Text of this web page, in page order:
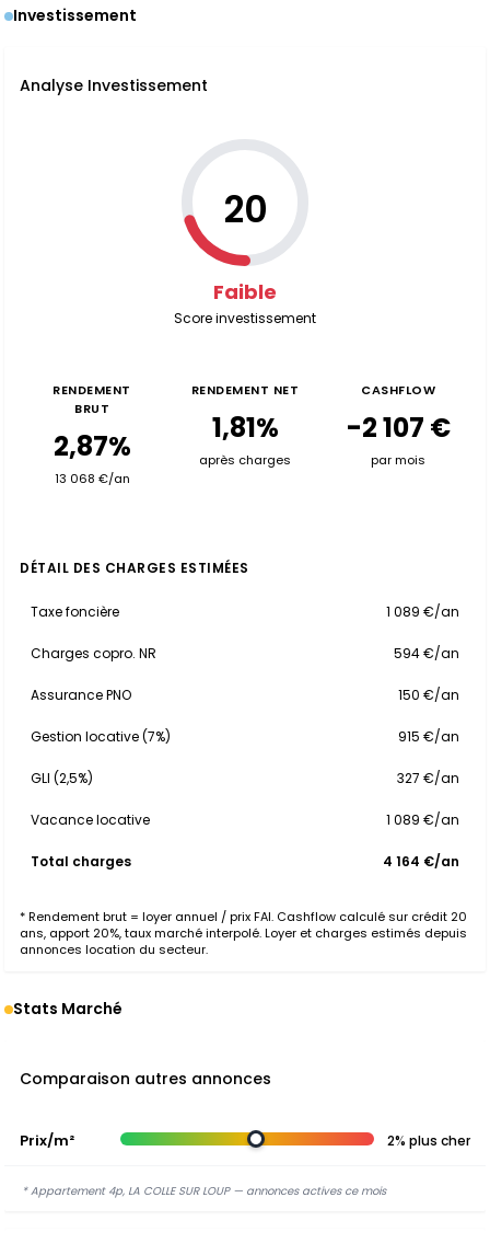
Investissement
Analyse Investissement
20
Faible
Score investissement
RENDEMENT
BRUT
2,87%
13 068 €/an
RENDEMENT NET
1,81%
après charges
CASHFLOW
-2 107 €
par mois
DÉTAIL DES CHARGES ESTIMÉES
Taxe foncière 1 089 €/an
Charges copro. NR 594 €/an
Assurance PNO 150 €/an
Gestion locative (7%) 915 €/an
GLI (2,5%) 327 €/an
Vacance locative 1 089 €/an
Total charges 4 164 €/an
* Rendement brut = loyer annuel / prix FAI. Cashflow calculé sur crédit 20
ans, apport 20%, taux marché interpolé. Loyer et charges estimés depuis
annonces location du secteur.
Stats Marché
Comparaison autres annonces
Prix/m² 2% plus cher
* Appartement 4p, LA COLLE SUR LOUP — annonces actives ce mois